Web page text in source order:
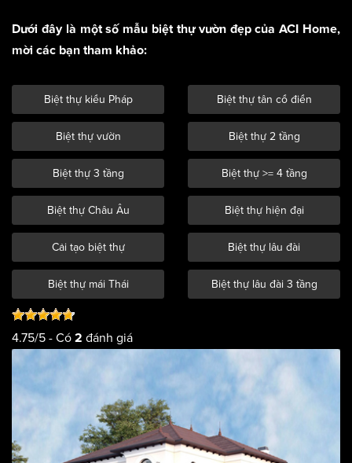
Dưới đây là một số mẫu biệt thự vườn đẹp của ACI Home,
mời các bạn tham khảo:
Biệt thự kiểu Pháp Biệt thự tân cổ điển
Biệt thự vườn Biệt thự 2 tầng
Biệt thự 3 tầng Biệt thự >= 4 tầng
Biệt thự Châu Âu Biệt thự hiện đại
Cải tạo biệt thự Biệt thự lâu đài
Biệt thự mái Thái Biệt thự lâu đài 3 tầng
4.75/5 - Có 2 đánh giá